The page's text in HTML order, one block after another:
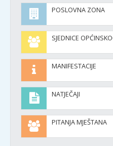
POSLOVNA ZONA
SJEDNICE
MANIFESTACIJE
NATJEČAJI
PITANJA MJEŠTANA